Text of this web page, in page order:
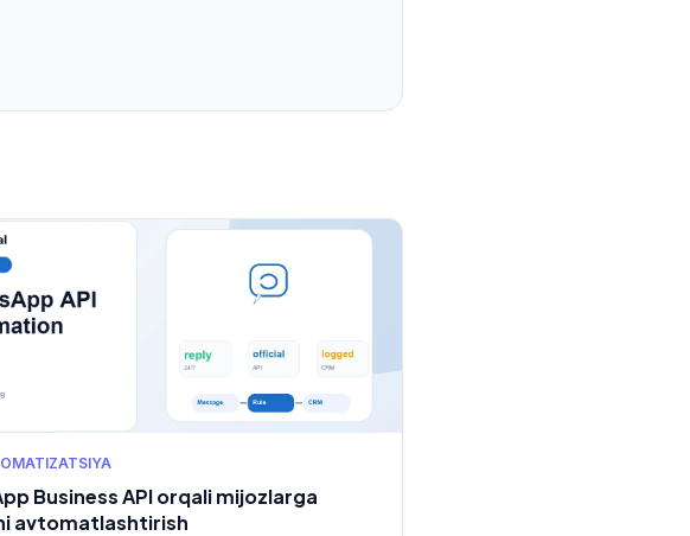
Business API orqali mijozlarga
avtomatlashtirish